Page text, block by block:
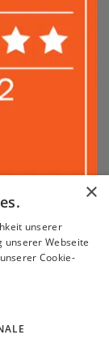
Klarna
GiroPay
×
unserer
unserer Webseite
Cookie-